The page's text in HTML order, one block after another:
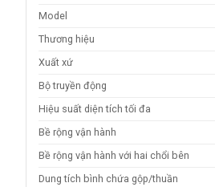
Model
Thương hiệu
Xuất xứ
Bộ truyền động
Hiệu suất diện tích tối đa
Bề rộng vận hành
Bề rộng vận hành với hai chổi bên
Dung tích bình chứa gộp/thuần